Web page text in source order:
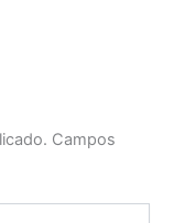
Campos